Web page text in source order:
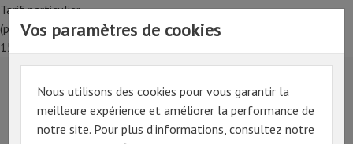
Tarif particulier,
(professionnel, connectez-vous pour bénéficier de la remise de
15%)
Tarif particulier,
(professionnel, connectez-vous pour bénéficier de la
remise de 15%)
Vos paramètres de cookies
Nous utilisons des cookies pour vous garantir la
meilleure expérience et améliorer la performance de
notre site. Pour plus d’informations, consultez notre